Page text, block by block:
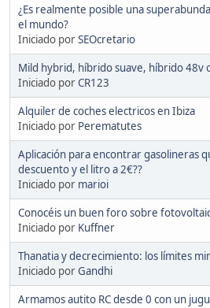
¿Es realmente posible una
el mundo?
Iniciado porSEOcretario
Mild hybrid, híbrido suave, híbrido 48v
Iniciado porCR123
Alquiler de coches electricos en Ibiza
Iniciado por Perematutes
Aplicación para encontrar gasolineras
descuento y el litro a 2€??
Iniciado por marioi
Conocéis un buen foro sobre
Iniciado por Kuffner
Thanatia y decrecimiento: los límites
Iniciado porGandhi
Armamos autito RC desde 0 con